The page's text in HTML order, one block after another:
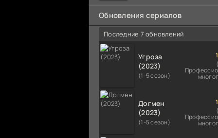
намного
Обновления сериалов
Последние 7 обновлений
Угроза
(2023)
(1-5 сезон)
Догмен
(2023)
(1-5 сезон)